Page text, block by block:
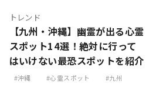
トレンド
【九州・沖縄】幽霊が出る心霊
スポット14選！絶対に行って
はいけない最恐スポットを紹介
沖縄 心霊スポット 九州